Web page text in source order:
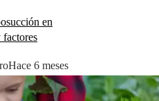
en
factores
Hace 6 meses